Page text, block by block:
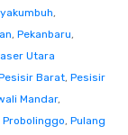
,
, Pekanbaru,
Utara
Barat, Pesisir
Mandar,
Probolinggo, Pulang